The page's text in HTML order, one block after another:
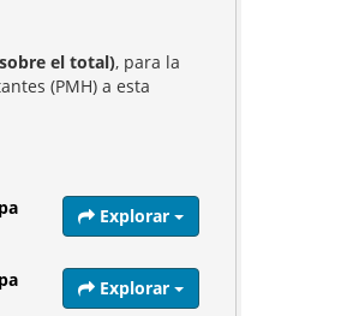
el total), para la
(PMH) a esta
Explorar
Explorar